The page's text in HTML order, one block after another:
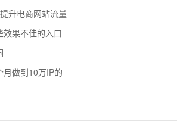
升电商网站流量
果不佳的入口
月做到10万IP的